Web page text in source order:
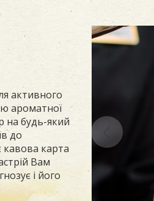
активного
ароматної
на будь-який
до
кавова карта
Вам
і його